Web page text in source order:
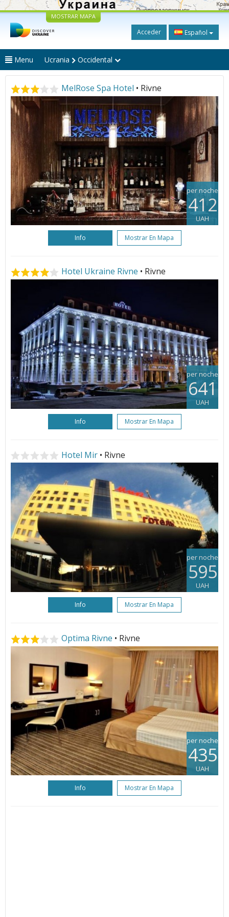
MOSTRAR MAPA
Acceder Español
Menu Ucrania Occidental
MelRose Spa Hotel • Rivne
per noche
412
UAH
Info Mostrar En Mapa
Hotel Ukraine Rivne • Rivne
per noche
641
UAH
Info Mostrar En Mapa
Hotel Mir • Rivne
per noche
595
UAH
Info Mostrar En Mapa
Optima Rivne • Rivne
per noche
435
UAH
Info Mostrar En Mapa